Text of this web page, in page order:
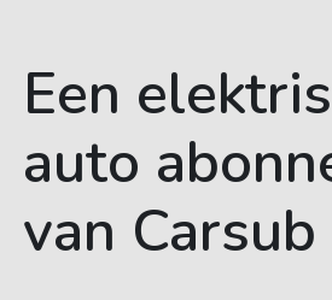
Een
auto
van Carsub